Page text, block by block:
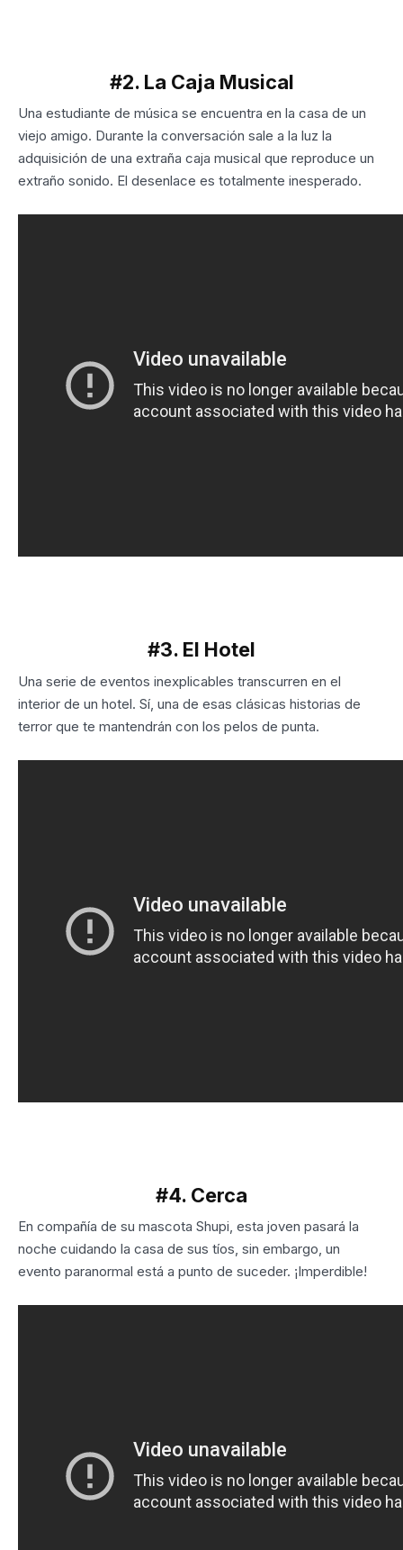
#2. La Caja Musical
Una estudiante de música se encuentra en la casa de un
viejo amigo. Durante la conversación sale a la luz la
adquisición de una extraña caja musical que reproduce un
extraño sonido. El desenlace es totalmente inesperado.
#3. El Hotel
Una serie de eventos inexplicables transcurren en el
interior de un hotel. Sí, una de esas clásicas historias de
terror que te mantendrán con los pelos de punta.
#4. Cerca
En compañía de su mascota Shupi, esta joven pasará la
noche cuidando la casa de sus tíos, sin embargo, un
evento paranormal está a punto de suceder. ¡Imperdible!